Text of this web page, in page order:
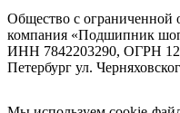
Общество с ограниченной
компания «Подшипник
ИНН 7842203290, ОГРН
Петербург ул.